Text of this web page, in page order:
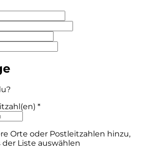
*
Orte oder Postleitzahlen hinzu,
der Liste auswählen